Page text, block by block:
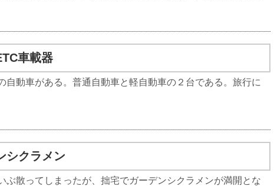
車載器
自動車がある。普通自動車と軽自動車の２台である。旅行に
シクラメン
ぶ散ってしまったが、拙宅でガーデンシクラメンが満開とな